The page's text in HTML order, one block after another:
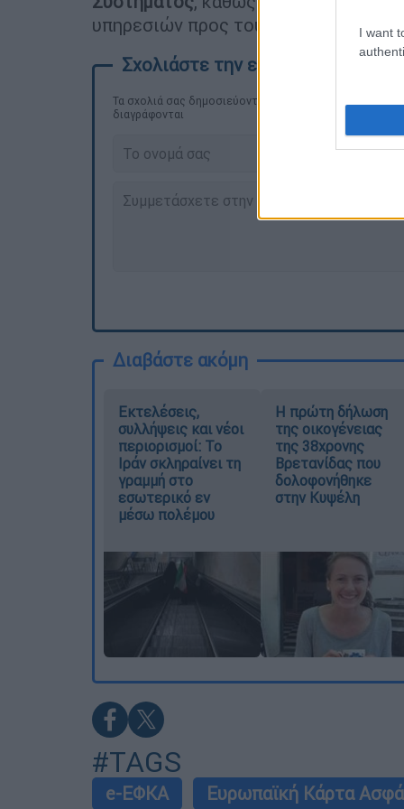
I want
υπηρεσιών προς τους πολίτες.
Τα σχολιά σας δημοσιεύονται άμεσα με δική σας
διαγράφονται
Διαβάστε ακόμη
Εκτελέσεις,
συλλήψεις και νέοι
περιορισμοί: Το
Ιράν σκληραίνει τη
γραμμή στο
εσωτερικό εν
μέσω πολέμου
Η πρώτη δήλωση
της οικογένειας
της 38χρονης
Βρετανίδας που
δολοφονήθηκε
στην Κυψέλη
#TAGS
e-ΕΦΚΑ Ευρωπαϊκή Κάρτα